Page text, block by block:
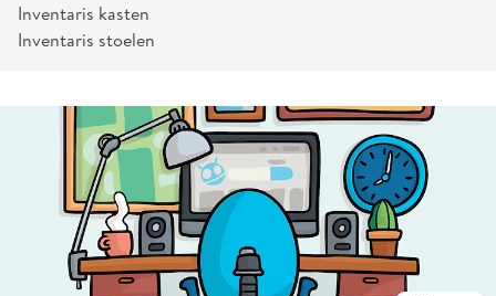
Inventaris kasten
Inventaris stoelen